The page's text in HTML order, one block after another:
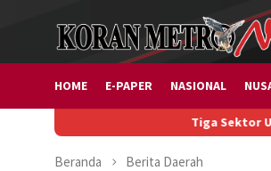
HOME E-PAPER NASIONAL
Tiga Sektor Usaha
Beranda Berita Daerah